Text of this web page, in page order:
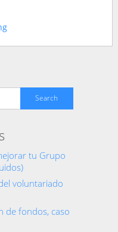
tu Grupo
voluntariado
de fondos, caso